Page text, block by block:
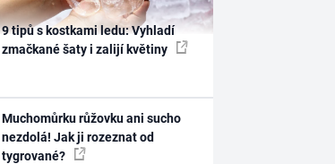
9 tipů s kostkami ledu: Vyhladí
zmačkané šaty i zalijí květiny
Muchomůrku růžovku ani sucho
nezdolá! Jak ji rozeznat od
tygrované?